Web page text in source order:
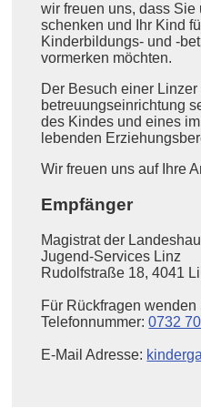
wir freuen uns, dass Sie
schenken und Ihr Kind
Kinderbildungs- und -
vormerken möchten.
Der Besuch einer
betreuungseinrichtung
des Kindes und eines
lebenden
Wir freuen uns auf Ihre
Empfänger
Magistrat der
Jugend-Services Linz
Rudolfstraße 18, 4041
Für Rückfragen wenden
Telefonnummer:0732
E-Mail Adresse: